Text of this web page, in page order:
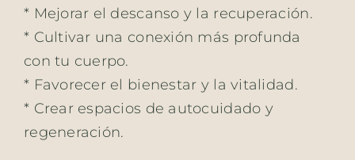
* Mejorar el descanso y la recuperación.
* Cultivar una conexión más profunda
con tu cuerpo.
* Favorecer el bienestar y la vitalidad.
* Crear espacios de autocuidado y
regeneración.